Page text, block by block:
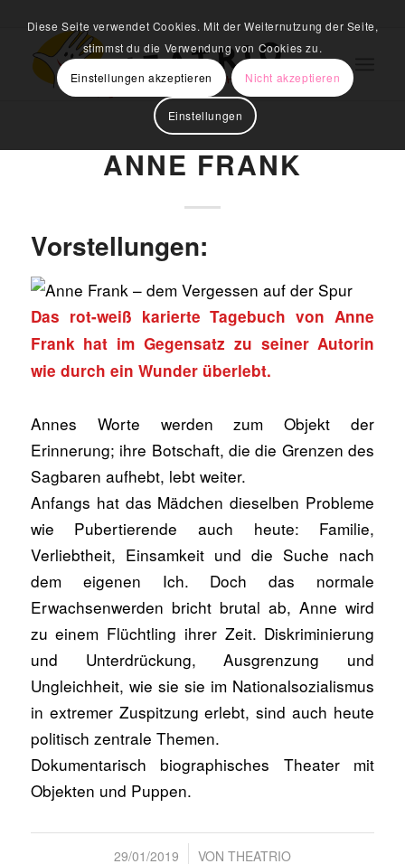
ANNE FRANK
Vorstellungen:
Das rot-weiß karierte Tagebuch von Anne
Frank hat im Gegensatz zu seiner Autorin
wie durch ein Wunder überlebt.
Annes Worte werden zum Objekt der
Erinnerung; ihre Botschaft, die die Grenzen des
Sagbaren aufhebt, lebt weiter.
Anfangs hat das Mädchen dieselben Probleme
wie Pubertierende auch heute: Familie,
Verliebtheit, Einsamkeit und die Suche nach
dem eigenen Ich. Doch das normale
Erwachsenwerden bricht brutal ab, Anne wird
zu einem Flüchtling ihrer Zeit. Diskriminierung
und Unterdrückung, Ausgrenzung und
Ungleichheit, wie sie sie im Nationalsozialismus
in extremer Zuspitzung erlebt, sind auch heute
politisch zentrale Themen.
Dokumentarisch biographisches Theater mit
Objekten und Puppen.
29/01/2019
/ VON THEATRIO
Diese Seite verwendet Cookies. Mit der Weiternutzung der Seite,
stimmst du die Verwendung von Cookies zu.
Einstellungen akzeptieren
Nicht akzeptieren
Einstellungen